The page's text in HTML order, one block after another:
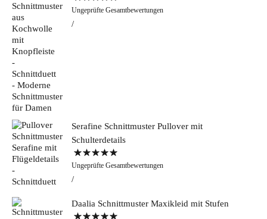
Bewertet mit
5.00von 5
Ungeprüfte Gesamtbewertungen
Serafine Schnittmuster Pullover mit
Schulterdetails
Bewertet mit
5.00von 5
Ungeprüfte Gesamtbewertungen
Daalia Schnittmuster Maxikleid mit Stufen